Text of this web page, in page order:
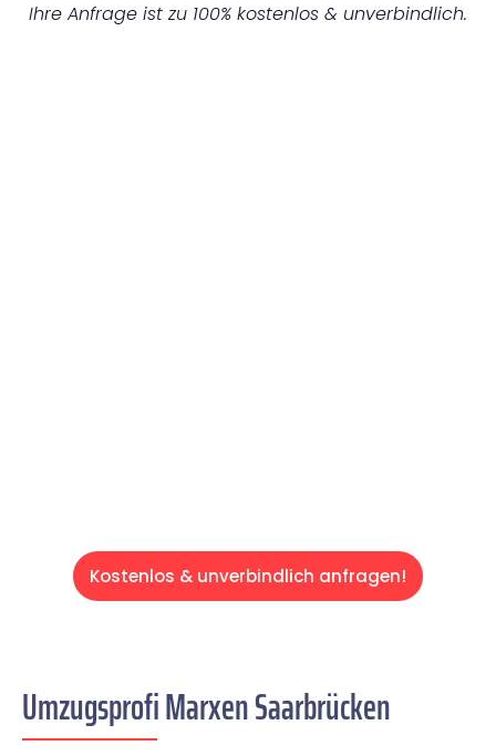
Ihre Anfrage ist zu 100% kostenlos & unverbindlich.
Kostenlos & unverbindlich anfragen!
Umzugsprofi Marxen Saarbrücken